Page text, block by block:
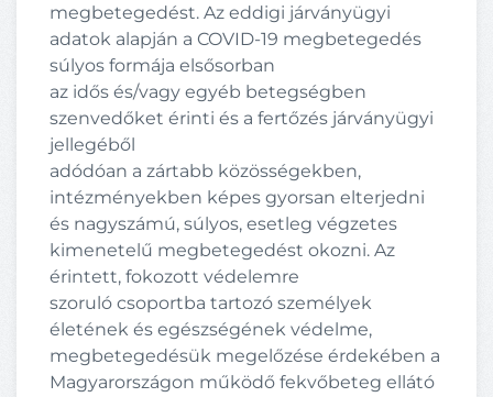
megbetegedést. Az eddigi járványügyi
adatok alapján a COVID-19 megbetegedés
súlyos formája elsősorban
az idős és/vagy egyéb betegségben
szenvedőket érinti és a fertőzés járványügyi
jellegéből
adódóan a zártabb közösségekben,
intézményekben képes gyorsan elterjedni
és nagyszámú, súlyos, esetleg végzetes
kimenetelű megbetegedést okozni. Az
érintett, fokozott védelemre
szoruló csoportba tartozó személyek
életének és egészségének védelme,
megbetegedésük megelőzése érdekében a
Magyarországon működő fekvőbeteg ellátó